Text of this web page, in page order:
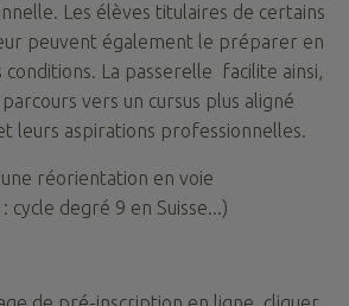
Les élèves titulaires de certains
peuvent également le préparer en
conditions. La passerelle facilite ainsi,
vers un cursus plus aligné
leurs aspirations professionnelles.
une réorientation en voie
cycle degré 9 en Suisse...)